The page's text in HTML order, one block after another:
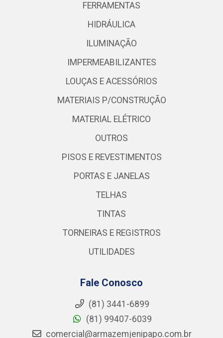
FERRAMENTAS
HIDRÁULICA
ILUMINAÇÃO
IMPERMEABILIZANTES
LOUÇAS E ACESSÓRIOS
MATERIAIS P/CONSTRUÇÃO
MATERIAL ELÉTRICO
OUTROS
PISOS E REVESTIMENTOS
PORTAS E JANELAS
TELHAS
TINTAS
TORNEIRAS E REGISTROS
UTILIDADES
Fale Conosco
(81) 3441-6899
(81) 99407-6039
comercial@armazemjenipapo.com.br